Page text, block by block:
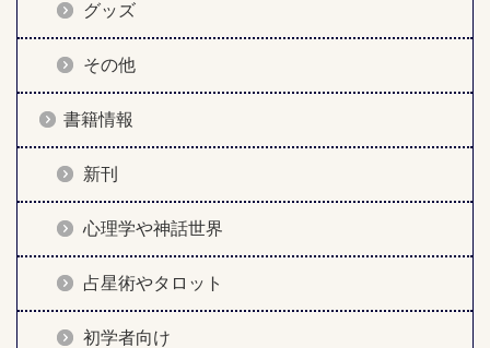
グッズ
その他
書籍情報
新刊
心理学や神話世界
占星術やタロット
初学者向け